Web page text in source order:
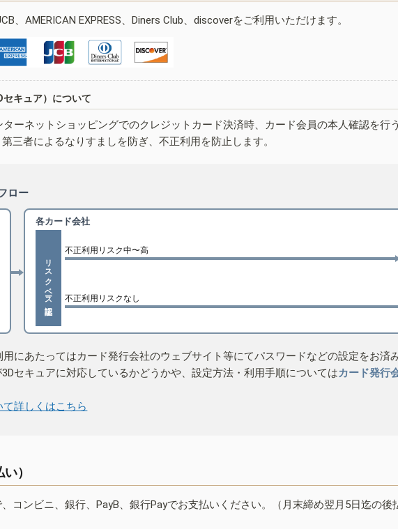
、AMERICAN EXPRESS、Diners Club、discoverをご利用いただけます。
キュア）について
ターネットショッピングでのクレジットカード決済時、カード会員の本人確認を
三者によるなりすましを防ぎ、不正利用を防止します。
ロー
各カード会社
リスクベース認証
不正利用リスク中〜高
不正利用リスクなし
用にあたってはカード発行会社のウェブサイト等にてパスワードなどの設定をお済
セキュアに対応しているかどうかや、設定方法・利用手順についてはカード発行
詳しくはこちら
）
コンビニ、銀行、PayB、銀行Payでお支払いください。（月末締め翌月5日迄の後